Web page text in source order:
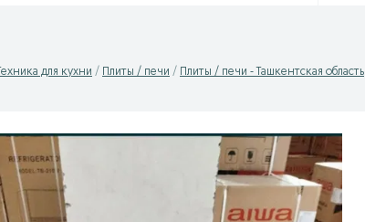
Техника для кухни Плиты / печи Плиты / печи - Ташкентская область